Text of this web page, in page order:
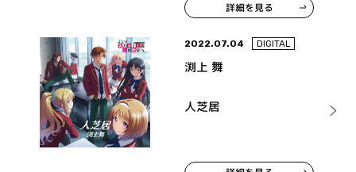
詳細を見る
2022.07.04 DIGITAL
渕上 舞
人芝居